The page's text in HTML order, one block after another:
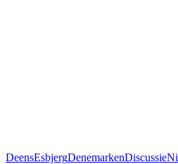
DeensEsbjergDenemarkenDiscussie